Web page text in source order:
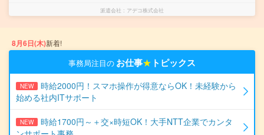
派遣会社 アデコ株式会社
8月6日(木)新着!
事務局注目の お仕事★ トピックス
NEW
時給2000円！スマホ操作が得意ならOK！未経験から
始める社内ITサポート
NEW
時給1700円～＋交×時短OK！大手NTT企業でカンタ